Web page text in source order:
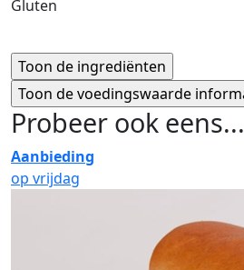
Gluten
Probeer ook eens...
Aanbieding
op vrijdag